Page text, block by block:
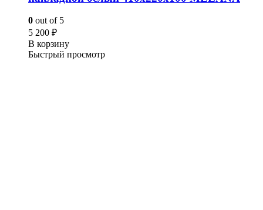
0 out of 5
5 200 ₽
В корзину
Быстрый просмотр